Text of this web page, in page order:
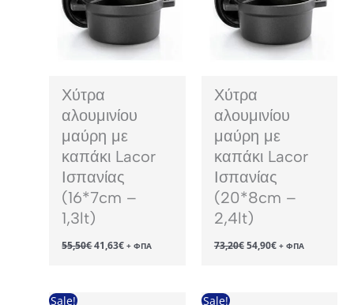
Χύτρα
αλουμινίου
μαύρη με
καπάκι Lacor
Ισπανίας
(16*7cm –
1,3lt)
55,50€ Original
price
41,63€Η+ ΦΠΑ
Χύτρα
αλουμινίου
μαύρη με
καπάκι Lacor
Ισπανίας
(20*8cm –
2,4lt)
73,20€Original
price
54,90€Η+ ΦΠΑ
Sale! Sale!